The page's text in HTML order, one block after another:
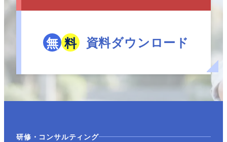
無 料 資料ダウンロード
研修・コンサルティング